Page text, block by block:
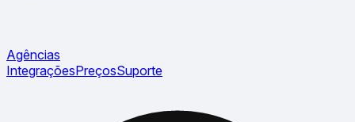
Agências
IntegraçõesPreçosSuporte